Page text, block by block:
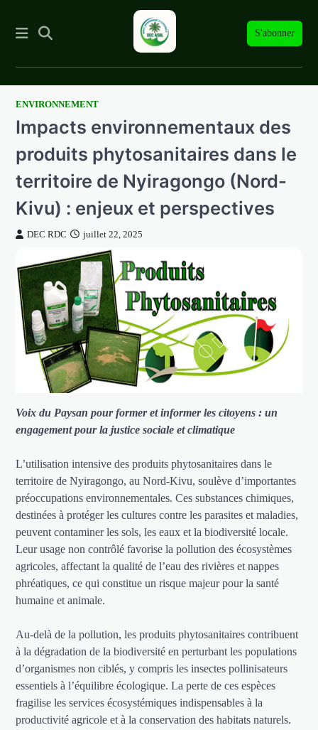
S'abonner
SkipENVIRONNEMENT
Impacts environnementaux des
produits phytosanitaires dans le
territoire de Nyiragongo (Nord-
Kivu) : enjeux et perspectives
DEC RDC juillet 22, 2025
Voix du Paysan pour former et informer les citoyens : un
engagement pour la justice sociale et climatique
L’utilisation intensive des produits phytosanitaires dans le
territoire de Nyiragongo, au Nord-Kivu, soulève d’importantes
préoccupations environnementales. Ces substances chimiques,
destinées à protéger les cultures contre les parasites et maladies,
peuvent contaminer les sols, les eaux et la biodiversité locale.
Leur usage non contrôlé favorise la pollution des écosystèmes
agricoles, affectant la qualité de l’eau des rivières et nappes
phréatiques, ce qui constitue un risque majeur pour la santé
humaine et animale.
Au-delà de la pollution, les produits phytosanitaires contribuent
à la dégradation de la biodiversité en perturbant les populations
d’organismes non ciblés, y compris les insectes pollinisateurs
essentiels à l’équilibre écologique. La perte de ces espèces
fragilise les services écosystémiques indispensables à la
productivité agricole et à la conservation des habitats naturels.